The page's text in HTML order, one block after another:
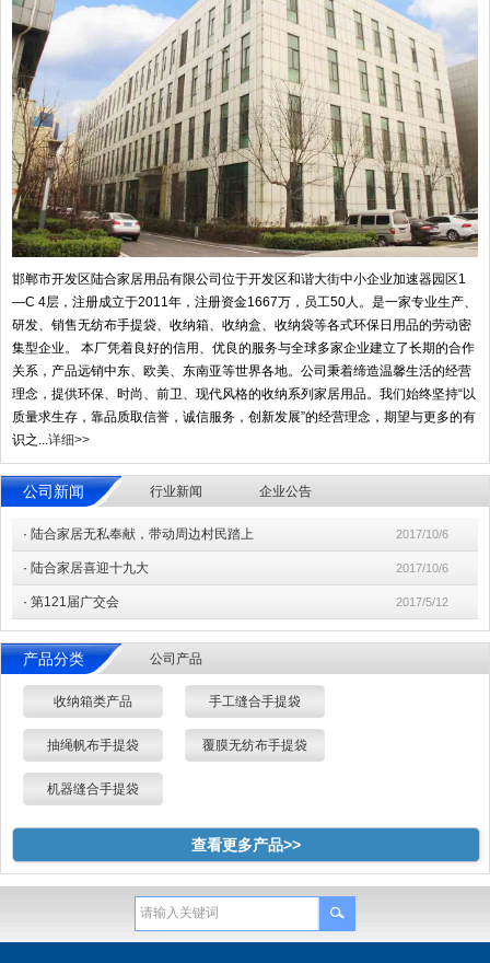
邯郸市开发区陆合家居用品有限公司位于开发区和谐大街中小企业加速器园区1
—C 4层，注册成立于2011年，注册资金1667万，员工50人。是一家专业生产、
研发、销售无纺布手提袋、收纳箱、收纳盒、收纳袋等各式环保日用品的劳动密
集型企业。 本厂凭着良好的信用、优良的服务与全球多家企业建立了长期的合作
关系，产品远销中东、欧美、东南亚等世界各地。公司秉着缔造温馨生活的经营
理念，提供环保、时尚、前卫、现代风格的收纳系列家居用品。我们始终坚持“以
质量求生存，靠品质取信誉，诚信服务，创新发展”的经营理念，期望与更多的有
识之...详细>>
公司新闻 行业新闻 企业公告
· 陆合家居无私奉献，带动周边村民踏上 2017/10/6
· 陆合家居喜迎十九大 2017/10/6
· 第121届广交会 2017/5/12
产品分类 公司产品
收纳箱类产品 手工缝合手提袋
抽绳帆布手提袋 覆膜无纺布手提袋
机器缝合手提袋
查看更多产品>>